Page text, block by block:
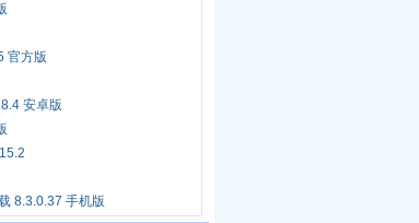
官方版
安卓版
8.3.0.37 手机版